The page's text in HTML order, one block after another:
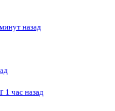
назад
1 час назад